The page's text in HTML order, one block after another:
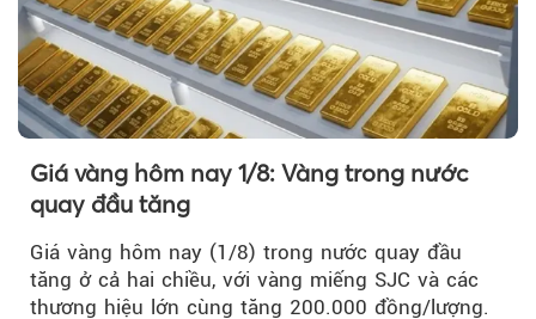
Giá vàng hôm nay 1/8: Vàng trong nước
quay đầu tăng
Giá vàng hôm nay (1/8) trong nước quay đầu
tăng ở cả hai chiều, với vàng miếng SJC và các
thương hiệu lớn cùng tăng 200.000 đồng/lượng.